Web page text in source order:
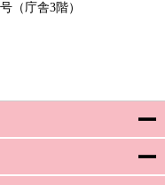
（庁舎3階）